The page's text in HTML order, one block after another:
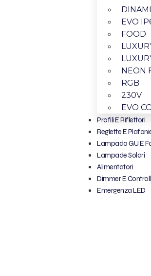
EVO
FOOD
NEON
RGB
230V
EVO
Profili E Riflettori
Reglette E
Lampada GU E
Lampade Solari
Alimentatori
Dimmer E
Emergenza LED